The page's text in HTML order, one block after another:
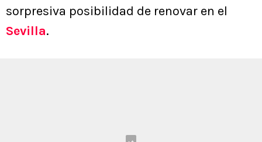
sorpresiva posibilidad de renovar en el
Sevilla.